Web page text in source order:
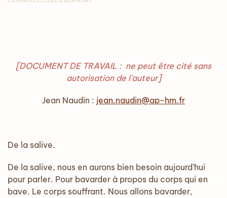
[DOCUMENT DE TRAVAIL : ne peut être cité sans
autorisation de l’auteur]
Jean Naudin : jean.naudin@ap-hm.fr
De la salive.
De la salive, nous en aurons bien besoin aujourd’hui
pour parler. Pour bavarder à propos du corps qui en
bave. Le corps souffrant. Nous allons bavarder,